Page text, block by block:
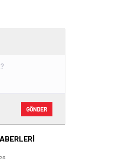
GÖNDER